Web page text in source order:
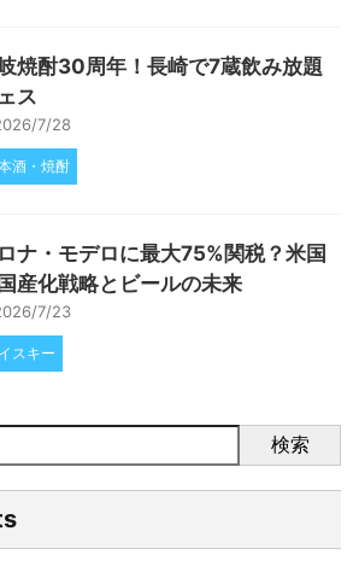
焼酎30周年！長崎で7蔵飲み放題
ス
7/28
酒・焼酎
ナ・モデロに最大75%関税？米国
産化戦略とビールの未来
7/23
スキー
検索